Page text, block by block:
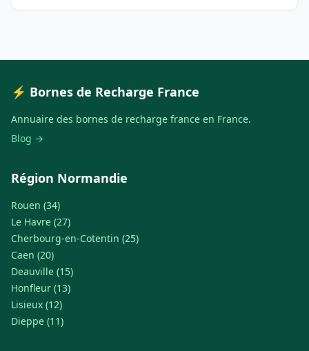
⚡ Bornes de Recharge France
Annuaire des bornes de recharge france en France.
Blog →
Région Normandie
Rouen (34)
Le Havre (27)
Cherbourg-en-Cotentin (25)
Caen (20)
Deauville (15)
Honfleur (13)
Lisieux (12)
Dieppe (11)